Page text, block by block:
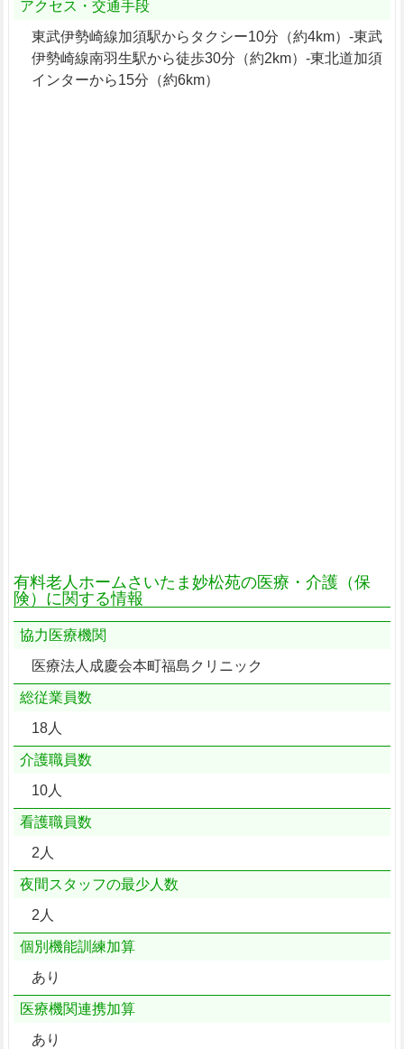
アクセス・交通手段
東武伊勢崎線加須駅からタクシー10分（約4km）-東武
伊勢崎線南羽生駅から徒歩30分（約2km）-東北道加須
インターから15分（約6km）
有料老人ホームさいたま妙松苑の医療・介護（保
険）に関する情報
協力医療機関
医療法人成慶会本町福島クリニック
総従業員数
18人
介護職員数
10人
看護職員数
2人
夜間スタッフの最少人数
2人
個別機能訓練加算
あり
医療機関連携加算
あり